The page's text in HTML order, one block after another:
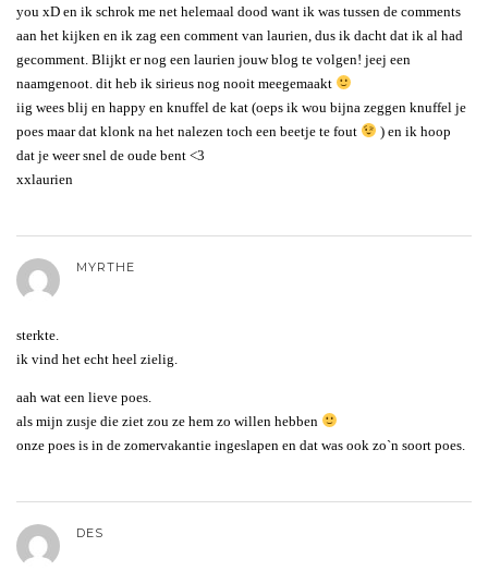
you xD en ik schrok me net helemaal dood want ik was tussen de comments
aan het kijken en ik zag een comment van laurien, dus ik dacht dat ik al had
gecomment. Blijkt er nog een laurien jouw blog te volgen! jeej een
naamgenoot. dit heb ik sirieus nog nooit meegemaakt
iig wees blij en happy en knuffel de kat (oeps ik wou bijna zeggen knuffel je
poes maar dat klonk na het nalezen toch een beetje te fout
) en ik hoop
dat je weer snel de oude bent <3
xxlaurien
MYRTHE
sterkte.
ik vind het echt heel zielig.
aah wat een lieve poes.
als mijn zusje die ziet zou ze hem zo willen hebben
onze poes is in de zomervakantie ingeslapen en dat was ook zo`n soort poes.
DES